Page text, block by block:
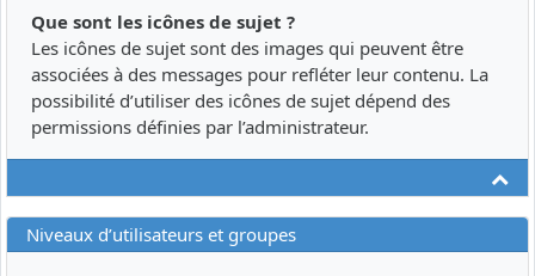
Que sont les icônes de sujet ?
Les icônes de sujet sont des images qui peuvent être
associées à des messages pour refléter leur contenu. La
possibilité d’utiliser des icônes de sujet dépend des
permissions définies par l’administrateur.
Niveaux d’utilisateurs et groupes